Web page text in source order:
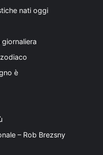
nati oggi
giornaliera
è
– Rob Brezsny